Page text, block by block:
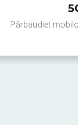
Pārbaudiet